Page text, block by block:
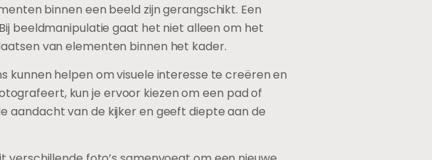
binnen een beeld zijn gerangschikt. Een
beeldmanipulatie gaat het niet alleen om het
van elementen binnen het kader.
kunnen helpen om visuele interesse te creëren en
kun je ervoor kiezen om een pad of
aandacht van de kijker en geeft diepte aan de